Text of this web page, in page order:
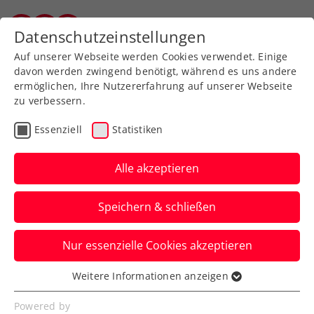
Zurück zur Newsübersicht
Turniere
Generali Open Kitzbühel:
Neumayer kann auf
Premierensieg nicht
nachlegen
Der heimische Zukunftshoffnung scheidet
beim ATP-Turnier in Tirol als letzter
Österreicher im Einzel aus.
Datenschutzeinstellungen
Auf unserer Webseite werden Cookies verwendet. Einige
davon werden zwingend benötigt, während es uns andere
ermöglichen, Ihre Nutzererfahrung auf unserer Webseite
zu verbessern.
Essenziell Statistiken
Alle akzeptieren
Speichern & schließen
Nur essenzielle Cookies akzeptieren
Essenziell
Essenzielle Cookies werden für grundlegende
Weitere Informationen anzeigen
Powered by